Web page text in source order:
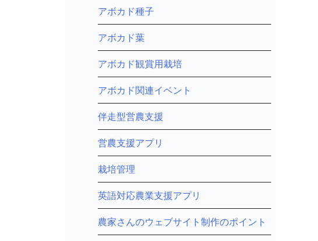
アボカド種子
アボカド葉
アボカド観賞用栽培
アボカド関連イベント
伴走型営農支援
営農支援アプリ
栽培管理
英語対応農業支援アプリ
農家さんのウェブサイト制作のポイント